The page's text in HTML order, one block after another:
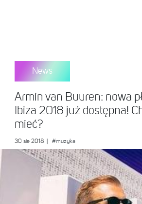
News
Armin van Buuren: nowa
Ibiza 2018 już dostępna!
mieć?
30 sie 2018 #muzyka